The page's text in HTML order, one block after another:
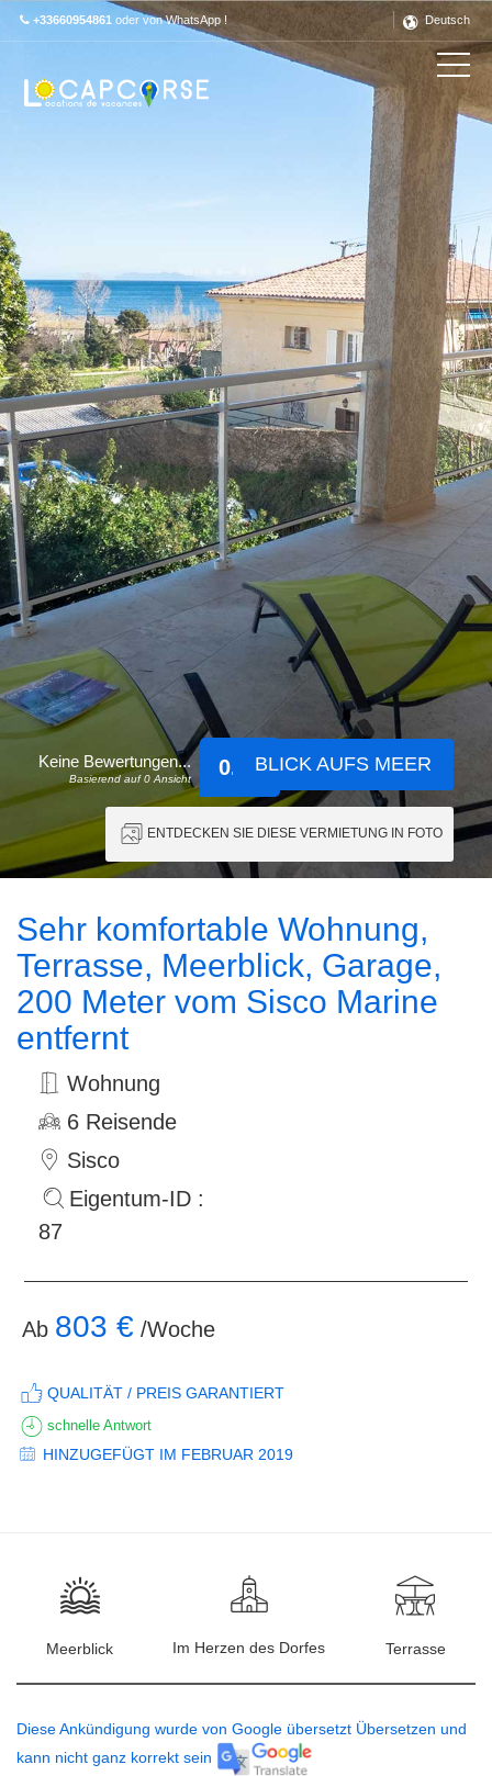
+33660954861 oder von WhatsApp ! Deutsch
Keine Bewertungen...
Basierend auf 0 Ansicht 0.00BLICK AUFS MEER
ENTDECKEN SIE DIESE VERMIETUNG IN FOTO
Sehr komfortable Wohnung,
Terrasse, Meerblick, Garage,
200 Meter vom Sisco Marine
entfernt
Wohnung
6 Reisende
Sisco
Eigentum-ID :
87
Ab 803 € /Woche
QUALITÄT / PREIS GARANTIERT
schnelle Antwort
HINZUGEFÜGT IM FEBRUAR 2019
Meerblick Im Herzen des Dorfes Terrasse
Diese Ankündigung wurde von Google übersetzt Übersetzen und
kann nicht ganz korrekt sein
Découvrez ce label en détail